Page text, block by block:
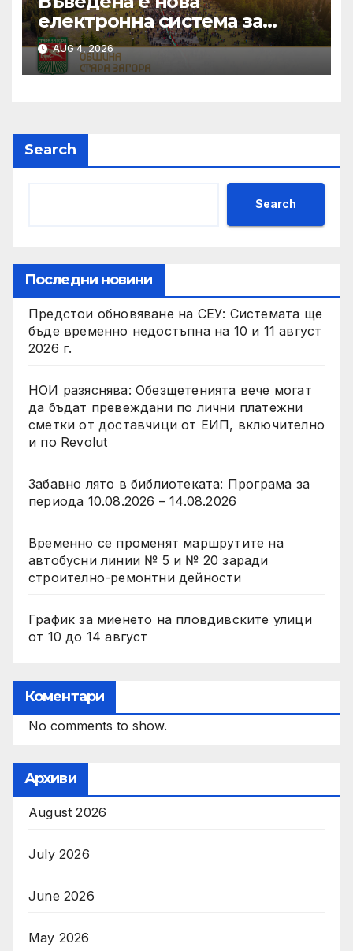
електронна система за
кандидатстване по
Национален фонд
„Култура“
AUG 4, 2026
Search
Search
Последни новини
Предстои обновяване на СЕУ: Системата ще
бъде временно недостъпна на 10 и 11 август
2026 г.
НОИ разяснява: Обезщетенията вече могат
да бъдат превеждани по лични платежни
сметки от доставчици от ЕИП, включително
и по Revolut
Забавно лято в библиотекатa: Програма за
периода 10.08.2026 – 14.08.2026
Временно се променят маршрутите на
автобусни линии № 5 и № 20 заради
строително-ремонтни дейности
График за миенето на пловдивските улици
от 10 до 14 август
Коментари
No comments to show.
Архиви
August 2026
July 2026
June 2026
May 2026